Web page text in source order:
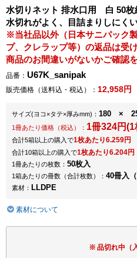
水切りネット 排水口用 白 50枚
水切れがよく、目詰まりしにく
※当社品以外（日本サニパック
プ、クレラップ等）の返品は受
商品のお間違いがないかご確認
品番： U67K_sanipak
販売価格（送料込・税込）： 12,958円
サイズ(ヨコ×タテ×厚みmm) ： 180 ×
1冊あたり価格（税込）： 1冊324円
合計5箱以上の購入で1枚あたり6.259円
合計10箱以上の購入で1枚あたり6.204円
1冊あたりの枚数： 50枚入
1箱あたりの冊数（合計枚数）： 40冊入
素材： LLDPE
素材について
品切れ中（